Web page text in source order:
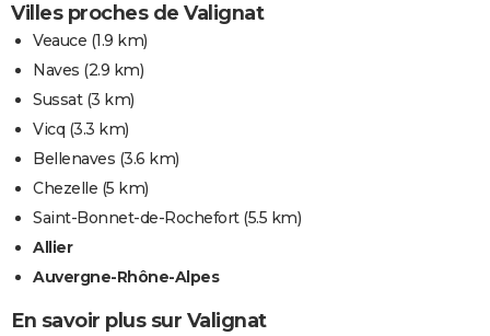
Villes proches de Valignat
Veauce (1.9 km)
Naves (2.9 km)
Sussat(3 km)
Vicq (3.3 km)
Bellenaves (3.6 km)
Chezelle (5 km)
Saint-Bonnet-de-Rochefort(5.5 km)
Allier
Auvergne-Rhône-Alpes
En savoir plus sur Valignat